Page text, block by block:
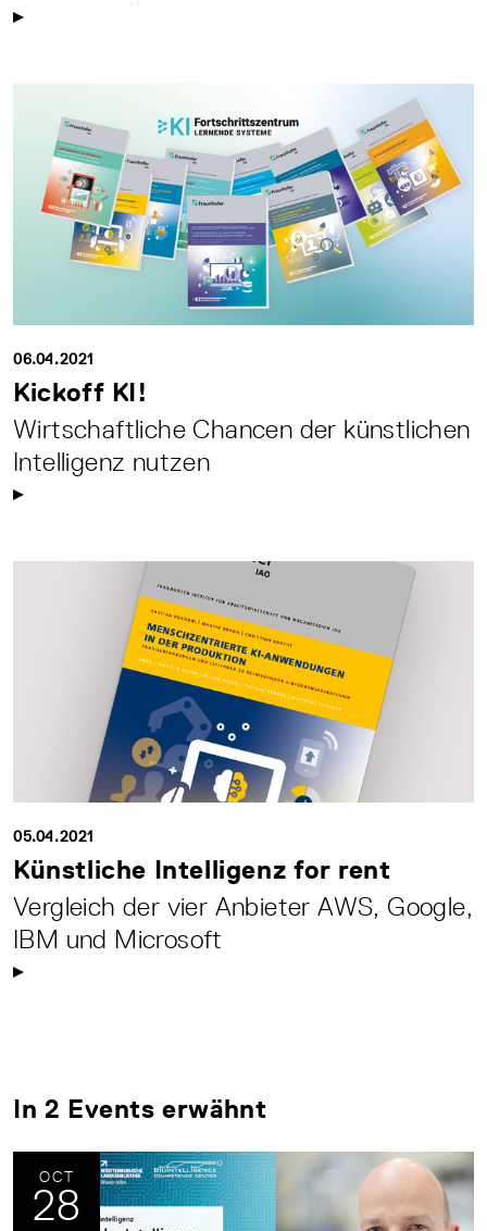
06.04.2021
Kickoff KI!
Wirtschaftliche Chancen der künstlichen
Intelligenz nutzen
05.04.2021
Künstliche Intelligenz for rent
Vergleich der vier Anbieter AWS, Google,
IBM und Microsoft
In 2 Events erwähnt
OCT
28